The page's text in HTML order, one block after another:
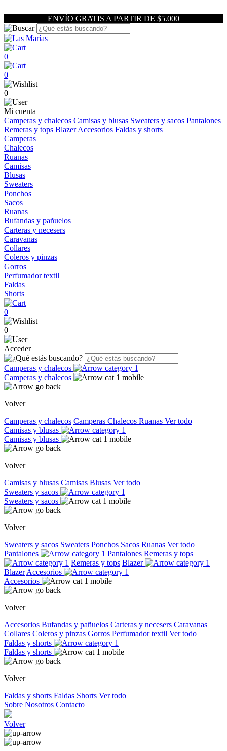
ENVÍO GRATIS A PARTIR DE $5.000
0
0
0
Mi cuenta
Camperas y chalecos Camisas y blusas Sweaters y sacos Pantalones
Remeras y tops BlazerAccesorios Faldas y shorts
Camperas
Chalecos
Ruanas
Camisas
Blusas
Sweaters
Ponchos
Sacos
Ruanas
Bufandas y pañuelos
Carteras y necesers
Caravanas
Collares
Coleros y pinzas
Gorros
Perfumador textil
Faldas
Shorts
0
0
Acceder
Camperas y chalecos
Camperas y chalecos
Volver
Camperas y chalecos Camperas Chalecos Ruanas Ver todo
Camisas y blusas
Camisas y blusas
Volver
Camisas y blusas Camisas Blusas Ver todo
Sweaters y sacos
Sweaters y sacos
Volver
Sweaters y sacos Sweaters Ponchos Sacos Ruanas Ver todo
Pantalones
Pantalones Remeras y tops
Remeras y tops Blazer
Blazer Accesorios
Accesorios
Volver
Accesorios Bufandas y pañuelos Carteras y necesers Caravanas
Collares Coleros y pinzas Gorros Perfumador textil Ver todo
Faldas y shorts
Faldas y shorts
Volver
Faldas y shorts Faldas Shorts Ver todo
Sobre Nosotros Contacto
Volver